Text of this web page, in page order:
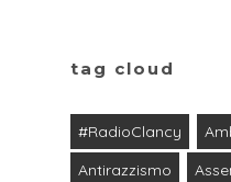
tag cloud
#RadioClancy
Antirazzismo